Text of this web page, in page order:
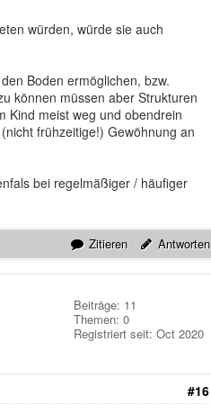
würden, würde sie auch
Boden ermöglichen, bzw.
können müssen aber Strukturen
Kind meist weg und obendrein
frühzeitige!) Gewöhnung an
bei regelmäßiger / häufiger
Zitieren Antworten
Beiträge: 11
Themen: 0
Registriert seit: Oct 2020
#16